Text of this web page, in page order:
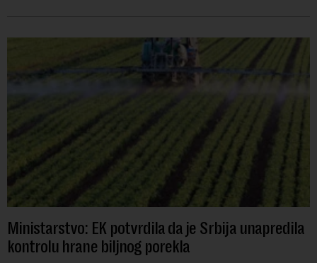
Ministarstvo: EK potvrdila da je Srbija unapredila
kontrolu hrane biljnog porekla